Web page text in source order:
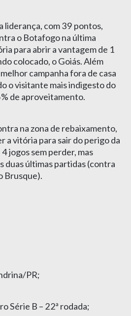
liderança, com 39 pontos,
o Botafogo na última
para abrir a vantagem de 1
colocado, o Goiás. Além
campanha fora de casa
o visitante mais indigesto do
de aproveitamento.
na zona de rebaixamento,
a vitória para sair do perigo da
jogos sem perder, mas
duas últimas partidas (contra
Brusque).
PR;
Série B – 22ª rodada;